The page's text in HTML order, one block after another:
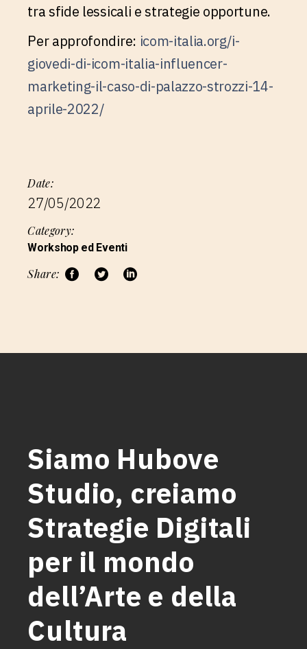
tra sfide lessicali e strategie opportune.
Per approfondire: icom-italia.org/i-
giovedi-di-icom-italia-influencer-
marketing-il-caso-di-palazzo-strozzi-14-
aprile-2022/
Date:
27/05/2022
Category:
Workshop ed Eventi
Share:
Siamo Hubove
Studio, creiamo
Strategie Digitali
per il mondo
dell’Arte e della
Cultura